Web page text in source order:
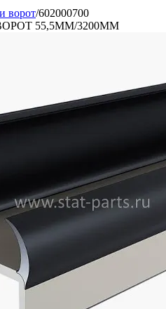
ворот/602000700
55,5ММ/3200ММ